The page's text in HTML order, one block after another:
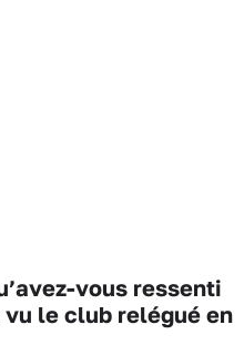
vous ressenti
vu le club relégué en